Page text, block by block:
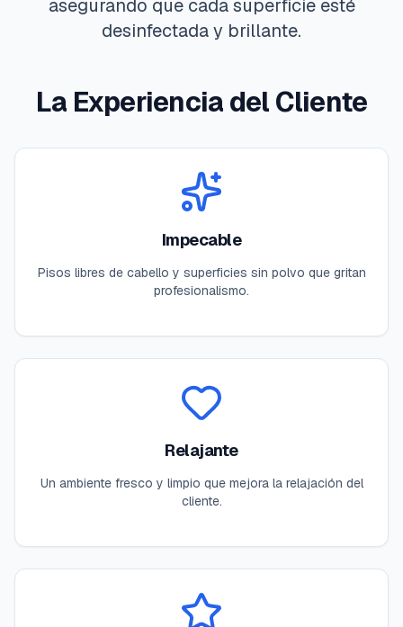
asegurando que cada superficie esté
desinfectada y brillante.
La Experiencia del Cliente
Impecable
Pisos libres de cabello y superficies sin polvo que gritan
profesionalismo.
Relajante
Un ambiente fresco y limpio que mejora la relajación del
cliente.